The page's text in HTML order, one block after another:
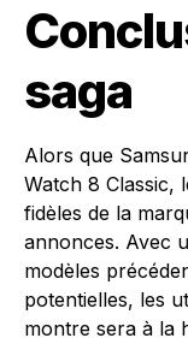
saga
Alors que
Watch 8 Classic,
fidèles de la
annonces. Avec
modèles
potentielles, les
montre sera à la